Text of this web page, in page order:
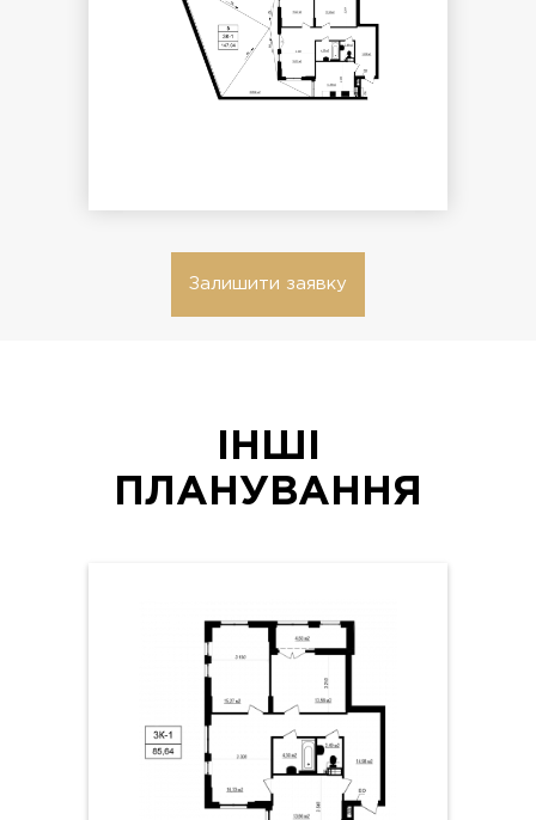
Залишити заявку
ІНШІ
ПЛАНУВАННЯ